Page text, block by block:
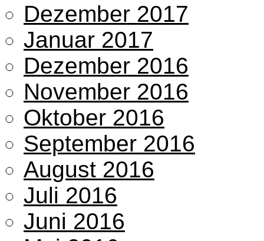
Dezember 2017
Januar 2017
Dezember 2016
November 2016
Oktober 2016
September 2016
August 2016
Juli 2016
Juni 2016